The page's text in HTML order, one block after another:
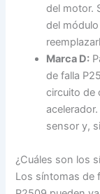
del motor.
del
Marca D:
de falla
circuito de
sensor y,
¿Cuáles son los
Los síntomas de